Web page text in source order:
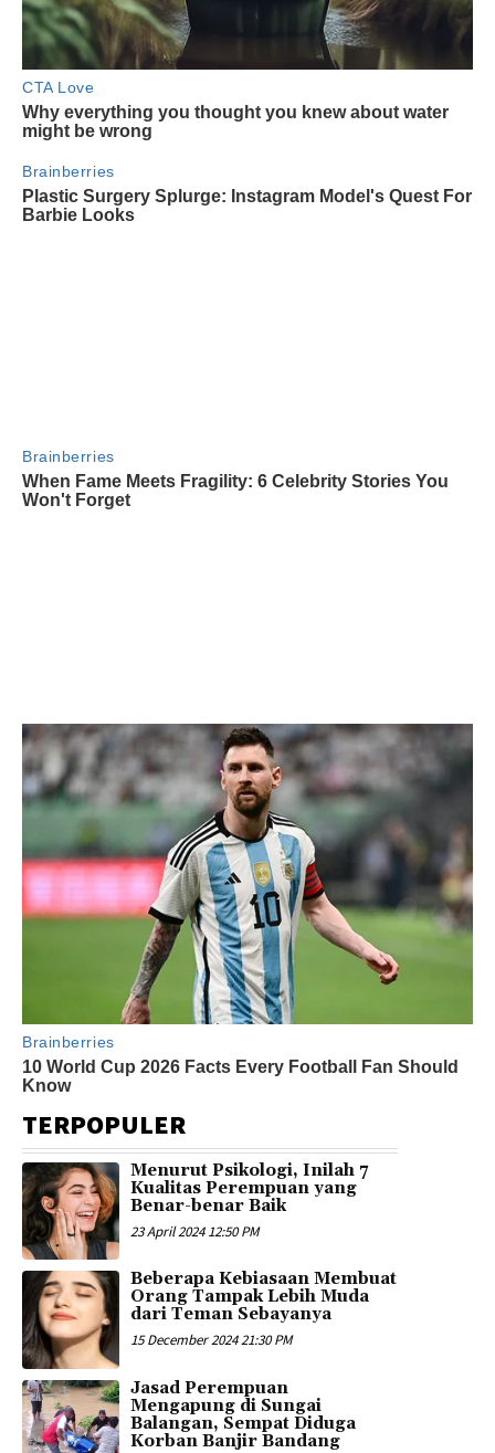
TERPOPULER
Menurut Psikologi, Inilah 7
Kualitas Perempuan yang
Benar-benar Baik
23 April 2024 12:50 PM
Beberapa Kebiasaan Membuat
Orang Tampak Lebih Muda
dari Teman Sebayanya
15 December 2024 21:30 PM
Jasad Perempuan
Mengapung di Sungai
Balangan, Sempat Diduga
Korban Banjir Bandang